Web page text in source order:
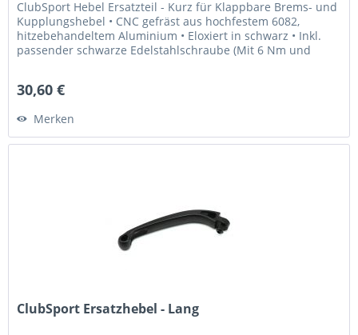
ClubSport Hebel Ersatzteil - Kurz für Klappbare Brems- und
Kupplungshebel • CNC gefräst aus hochfestem 6082,
hitzebehandeltem Aluminium • Eloxiert in schwarz • Inkl.
passender schwarze Edelstahlschraube (Mit 6 Nm und
30,60 €
Merken
ClubSport Ersatzhebel - Lang